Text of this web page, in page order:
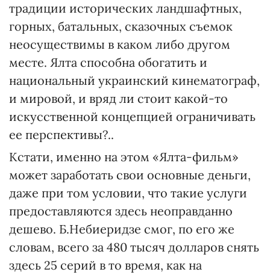
традиции исторических ландшафтных,
горных, батальных, сказочных съемок
неосуществимы в каком либо другом
месте. Ялта способна обогатить и
национальный украинский кинематограф,
и мировой, и вряд ли стоит какой-то
искусственной концепцией ограничивать
ее перспективы?..
Кстати, именно на этом «Ялта-фильм»
может заработать свои основные деньги,
даже при том условии, что такие услуги
предоставляются здесь неоправданно
дешево. Б.Небиеридзе смог, по его же
словам, всего за 480 тысяч долларов снять
здесь 25 серий в то время, как на